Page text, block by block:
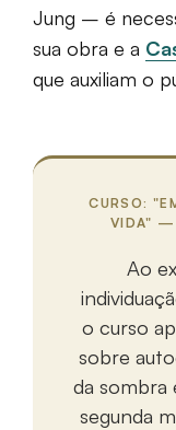
Jung – é
sua obra e a
que auxiliam o
CURSO:
VIDA" —
Ao
o curso
sobre
da sombra
segunda